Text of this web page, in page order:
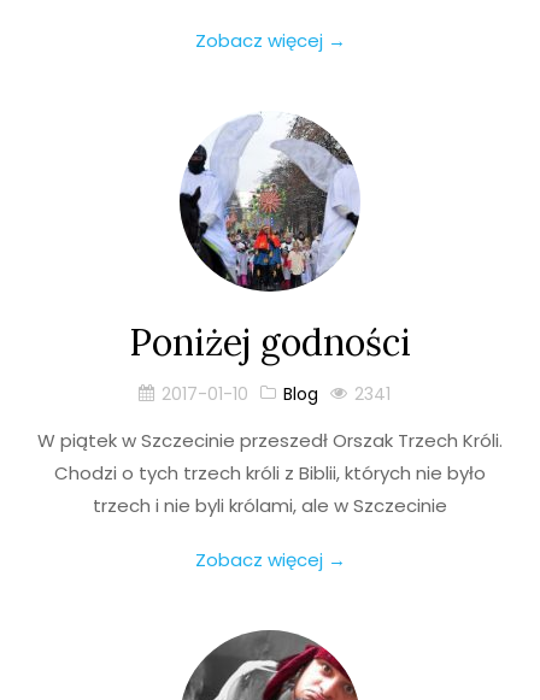
Zobacz więcej →
Poniżej godności
2017-01-10 Blog 2341
W piątek w Szczecinie przeszedł Orszak Trzech Króli.
Chodzi o tych trzech króli z Biblii, których nie było
trzech i nie byli królami, ale w Szczecinie
Zobacz więcej →